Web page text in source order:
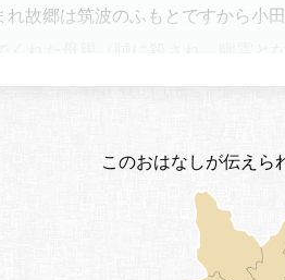
故郷は筑波のふもとですから小
が終わった後、そこに集まった
らはこれから先ろくなことは起こ
しにしてしまった。頭白上人は
このおはなしが伝えら